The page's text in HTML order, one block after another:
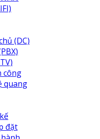
(DC)
công
quang
đặt